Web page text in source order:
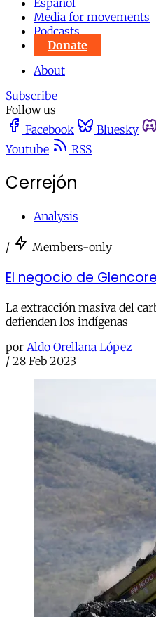
Español
Media for movements
Podcasts
Donate
About
Subscribe
Follow us
Facebook
Bluesky
Youtube
RSS
Cerrejón
Analysis
/ Members-only
El negocio de
La extracción masiva del
defienden los indígenas
por Aldo Orellana López
/ 28 Feb 2023